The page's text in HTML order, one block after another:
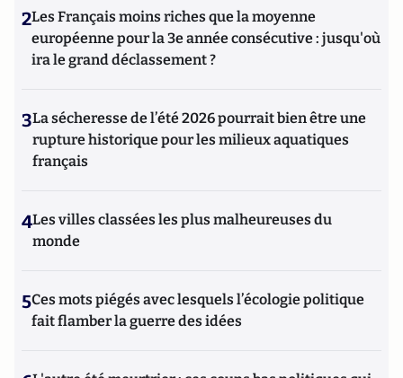
2Les Français moins riches que la moyenne
européenne pour la 3e année consécutive : jusqu'où
ira le grand déclassement ?
3La sécheresse de l’été 2026 pourrait bien être une
rupture historique pour les milieux aquatiques
français
4Les villes classées les plus malheureuses du
monde
5Ces mots piégés avec lesquels l’écologie politique
fait flamber la guerre des idées